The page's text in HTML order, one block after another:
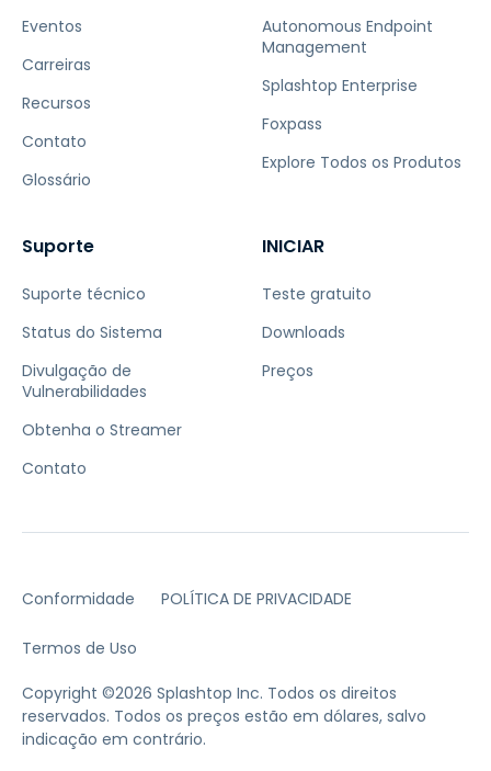
Eventos
Carreiras
Recursos
Contato
Glossário
Autonomous Endpoint
Management
Splashtop Enterprise
Foxpass
Explore Todos os Produtos
Suporte
Suporte técnico
Status do Sistema
Divulgação de
Vulnerabilidades
Obtenha o Streamer
Contato
INICIAR
Teste gratuito
Downloads
Preços
Conformidade POLÍTICA DE PRIVACIDADE
Termos de Uso
Copyright ©2026 Splashtop Inc. Todos os direitos
reservados. Todos os preços estão em dólares, salvo
indicação em contrário.